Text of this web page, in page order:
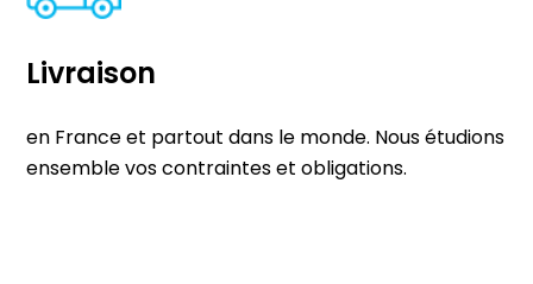
Livraison
en France et partout dans le monde. Nous étudions
ensemble vos contraintes et obligations.